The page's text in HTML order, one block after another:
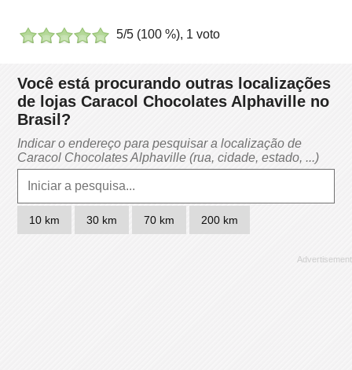
5/5 (100 %), 1 voto
Você está procurando outras localizações
de lojas Caracol Chocolates Alphaville no
Brasil?
Indicar o endereço para pesquisar a localização de
Caracol Chocolates Alphaville (rua, cidade, estado, ...)
10 km 30 km 70 km 200 km